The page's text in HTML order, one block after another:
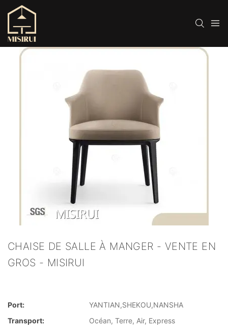
CHAISE DE SALLE À MANGER - VENTE EN
GROS - MISIRUI
Port:
YANTIAN,SHEKOU,NANSHA
Transport:
Océan, Terre, Air, Express